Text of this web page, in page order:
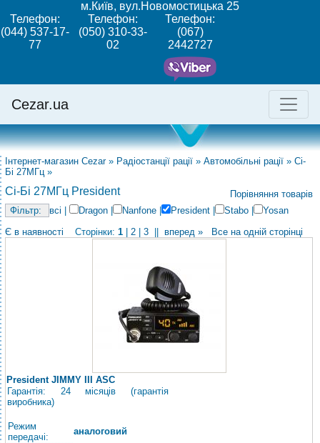
м.Київ, вул.Новомостицька 25
Телефон:
(044) 537-17-
77
Телефон:
(050) 310-33-
02
Телефон:
(067)
2442727
Cezar.ua
Інтернет-магазин Cezar » Радіостанції рації » Автомобільні рації » Сі-
Бі 27МГц»
Сі-Бі 27МГц President
Порівняння товарів
всі
Dragon Nanfone President Stabo
Yosan
Є в наявності Сторінки: 1 2 3 вперед » Все на одній сторінці
President JIMMY III ASC
Гарантія: 24 місяців (гарантія
виробника)
Режим
передачі:
аналоговий